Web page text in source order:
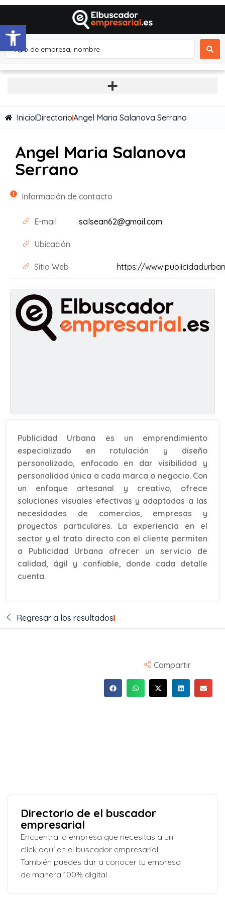
Abrir barra de herramientas
InicioDirectorioAngel Maria Salanova Serrano
Angel Maria Salanova
Serrano
Información de contacto
E-mail salsean62@gmail.com
Ubicación
Sitio Web https://
Publicidad Urbana es un emprendimiento
especializado en rotulación y diseño
personalizado, enfocado en dar visibilidad y
personalidad única a cada marca o negocio. Con
un enfoque artesanal y creativo, ofrece
soluciones visuales efectivas y adaptadas a las
necesidades de comercios, empresas y
proyectos particulares. La experiencia en el
sector y el trato directo con el cliente permiten
a Publicidad Urbana ofrecer un servicio de
calidad, ágil y confiable, donde cada detalle
cuenta.
Regresar a los resultados
Compartir
Directorio de el buscador
empresarial
Encuentra la empresa que necesitas a un
click aquí en el buscador empresarial.
También puedes dar a conocer tu empresa
de manera 100% digital